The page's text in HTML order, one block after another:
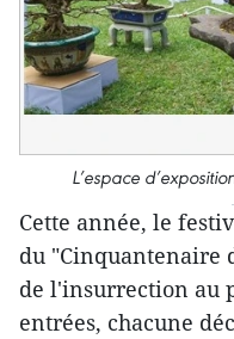
L’espace
Cette année, le
du "Cinquantenaire
de l'insurrection au
entrées, chacune